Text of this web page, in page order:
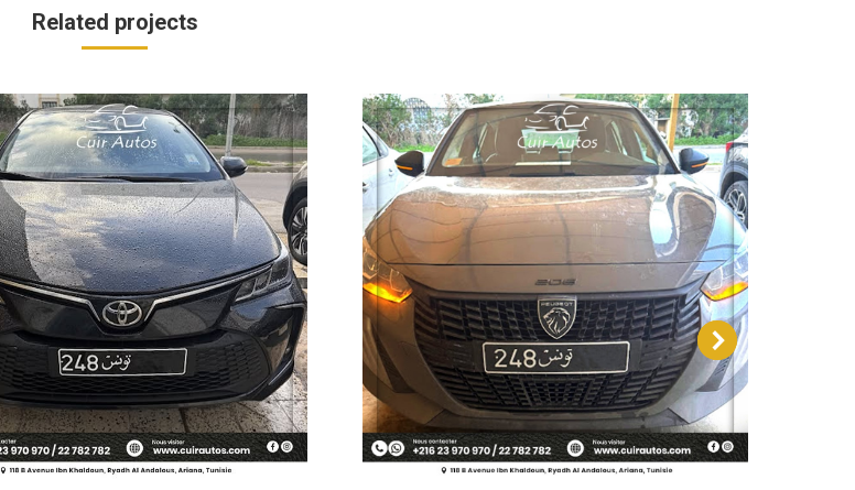
Related projects